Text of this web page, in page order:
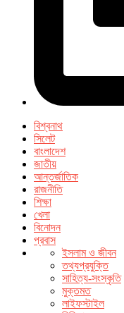
বিশ্বনাথ
সিলেট
বাংলাদেশ
জাতীয়
আন্তর্জাতিক
রাজনীতি
শিক্ষা
খেলা
বিনোদন
প্রবাস
ইসলাম ও জীবন
তথ্যপ্রযুক্তি
সাহিত্য-সংস্কৃতি
মুক্তমত
লাইফস্টাইল